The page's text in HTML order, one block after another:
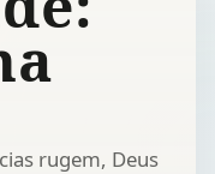
rugem, Deus